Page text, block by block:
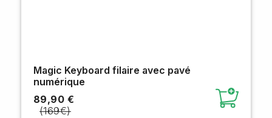
Magic Keyboard filaire avec pavé
numérique
89,90 €
(169€)